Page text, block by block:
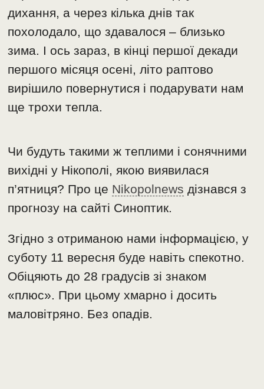
дихання, а через кілька днів так
похолодало, що здавалося – близько
зима. І ось зараз, в кінці першої декади
першого місяця осені, літо раптово
вирішило повернутися і подарувати нам
ще трохи тепла.
Чи будуть такими ж теплими і сонячними
вихідні у Нікополі, якою виявилася
п’ятниця? Про це Nikopolnews дізнався з
прогнозу на сайті Синоптик.
Згідно з отриманою нами інформацією, у
суботу 11 вересня буде навіть спекотно.
Обіцяють до 28 градусів зі знаком
«плюс». При цьому хмарно і досить
маловітряно. Без опадів.